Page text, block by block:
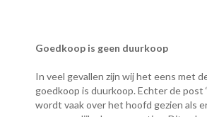
Goedkoop is geen duurkoop
In veel gevallen zijn wij het eens met
goedkoop is duurkoop. Echter de post
wordt vaak over het hoofd gezien als